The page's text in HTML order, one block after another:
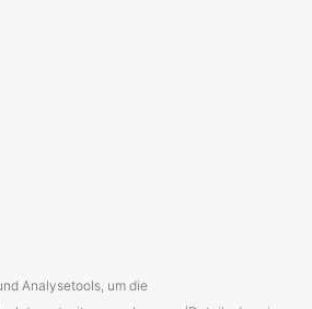
Analysetools, um die